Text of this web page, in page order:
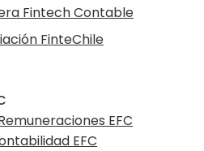
Fintech Contable
FinteChile
EFC
EFC